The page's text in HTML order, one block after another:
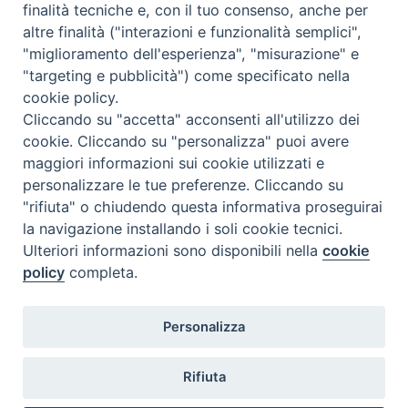
slaughterhouses and processing plants and their
fresh hams
Int J Food Microbiol. – Vol. 336 (2021) . – Article no.
108912 (11 p). – 52 bib ref ( ultimo accesso
05/03/2021
https://doi.org/10.1016/j.ijfoodmicro.2020.108912
[Nr. Estr. 8599]
Abstract
Via Bianchi, 9 - 25124 Brescia - Tel.03022901 - Fax 0302425251 Email:
finalità tecniche e, con il tuo consenso, anche per
altre finalità ("interazioni e funzionalità semplici",
"miglioramento dell'esperienza", "misurazione" e
"targeting e pubblicità") come specificato nella
cookie policy.
Cliccando su "accetta" acconsenti all'utilizzo dei
cookie. Cliccando su "personalizza" puoi avere
maggiori informazioni sui cookie utilizzati e
personalizzare le tue preferenze. Cliccando su
"rifiuta" o chiudendo questa informativa proseguirai
la navigazione installando i soli cookie tecnici.
Ulteriori informazioni sono disponibili nellacookie
policy completa.
Personalizza
Rifiuta